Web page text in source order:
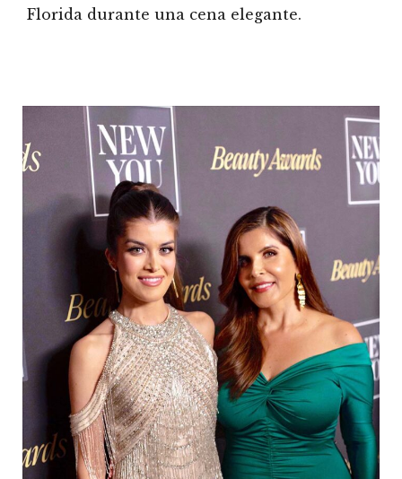
Florida durante una cena elegante.